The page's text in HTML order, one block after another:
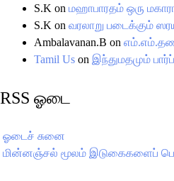
S.K on மஹாபாரதம் ஒரு
S.K on வரலாறு படைக்கும்
Ambalavanan.B on
Tamil Us on இந்துமதமும்
RSS ஓடை
ஓடைச் சுனை
மின்னஞ்சல் மூலம் இடுகைகளைப்